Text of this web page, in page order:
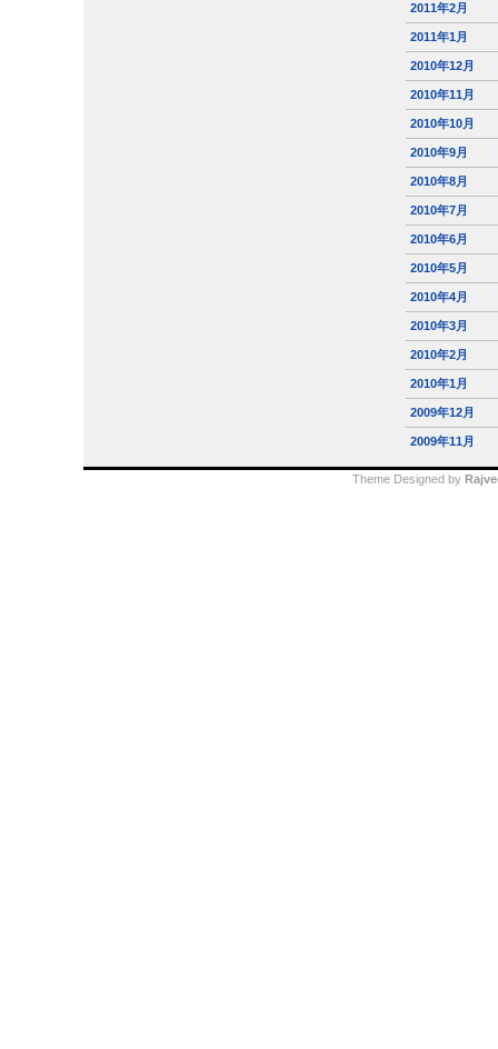
2011年2月
2011年1月
2010年12月
2010年11月
2010年10月
2010年9月
2010年8月
2010年7月
2010年6月
2010年5月
2010年4月
2010年3月
2010年2月
2010年1月
2009年12月
2009年11月
Theme Designed by